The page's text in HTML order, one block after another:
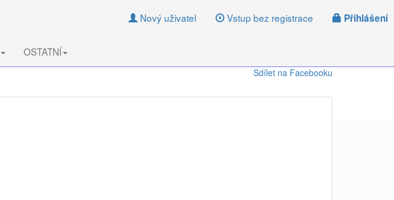
Nový uživatel Vstup bez registrace Přihlášení
OSTATNÍ
Sdílet na Facebooku